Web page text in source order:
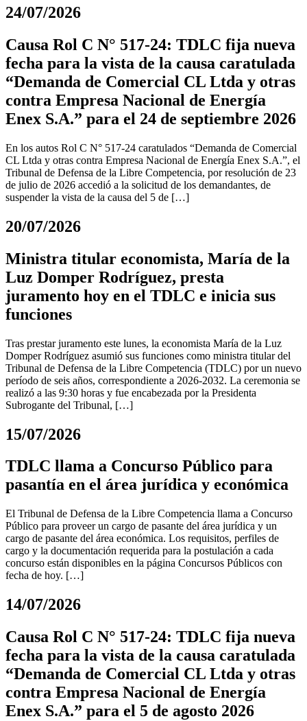
24/07/2026
Causa Rol C N° 517-24: TDLC fija nueva
fecha para la vista de la causa caratulada
“Demanda de Comercial CL Ltda y otras
contra Empresa Nacional de Energía
Enex S.A.” para el 24 de septiembre 2026
En los autos Rol C N° 517-24 caratulados “Demanda de Comercial
CL Ltda y otras contra Empresa Nacional de Energía Enex S.A.”, el
Tribunal de Defensa de la Libre Competencia, por resolución de 23
de julio de 2026 accedió a la solicitud de los demandantes, de
suspender la vista de la causa del 5 de […]
20/07/2026
Ministra titular economista, María de la
Luz Domper Rodríguez, presta
juramento hoy en el TDLC e inicia sus
funciones
Tras prestar juramento este lunes, la economista María de la Luz
Domper Rodríguez asumió sus funciones como ministra titular del
Tribunal de Defensa de la Libre Competencia (TDLC) por un nuevo
período de seis años, correspondiente a 2026-2032. La ceremonia se
realizó a las 9:30 horas y fue encabezada por la Presidenta
Subrogante del Tribunal, […]
15/07/2026
TDLC llama a Concurso Público para
pasantía en el área jurídica y económica
El Tribunal de Defensa de la Libre Competencia llama a Concurso
Público para proveer un cargo de pasante del área jurídica y un
cargo de pasante del área económica. Los requisitos, perfiles de
cargo y la documentación requerida para la postulación a cada
concurso están disponibles en la página Concursos Públicos con
fecha de hoy. […]
14/07/2026
Causa Rol C N° 517-24: TDLC fija nueva
fecha para la vista de la causa caratulada
“Demanda de Comercial CL Ltda y otras
contra Empresa Nacional de Energía
Enex S.A.” para el 5 de agosto 2026